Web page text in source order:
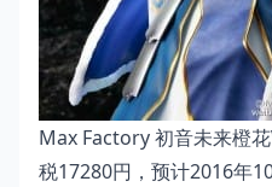
Max Factory 初音未来橙
税17280円，预计2016年